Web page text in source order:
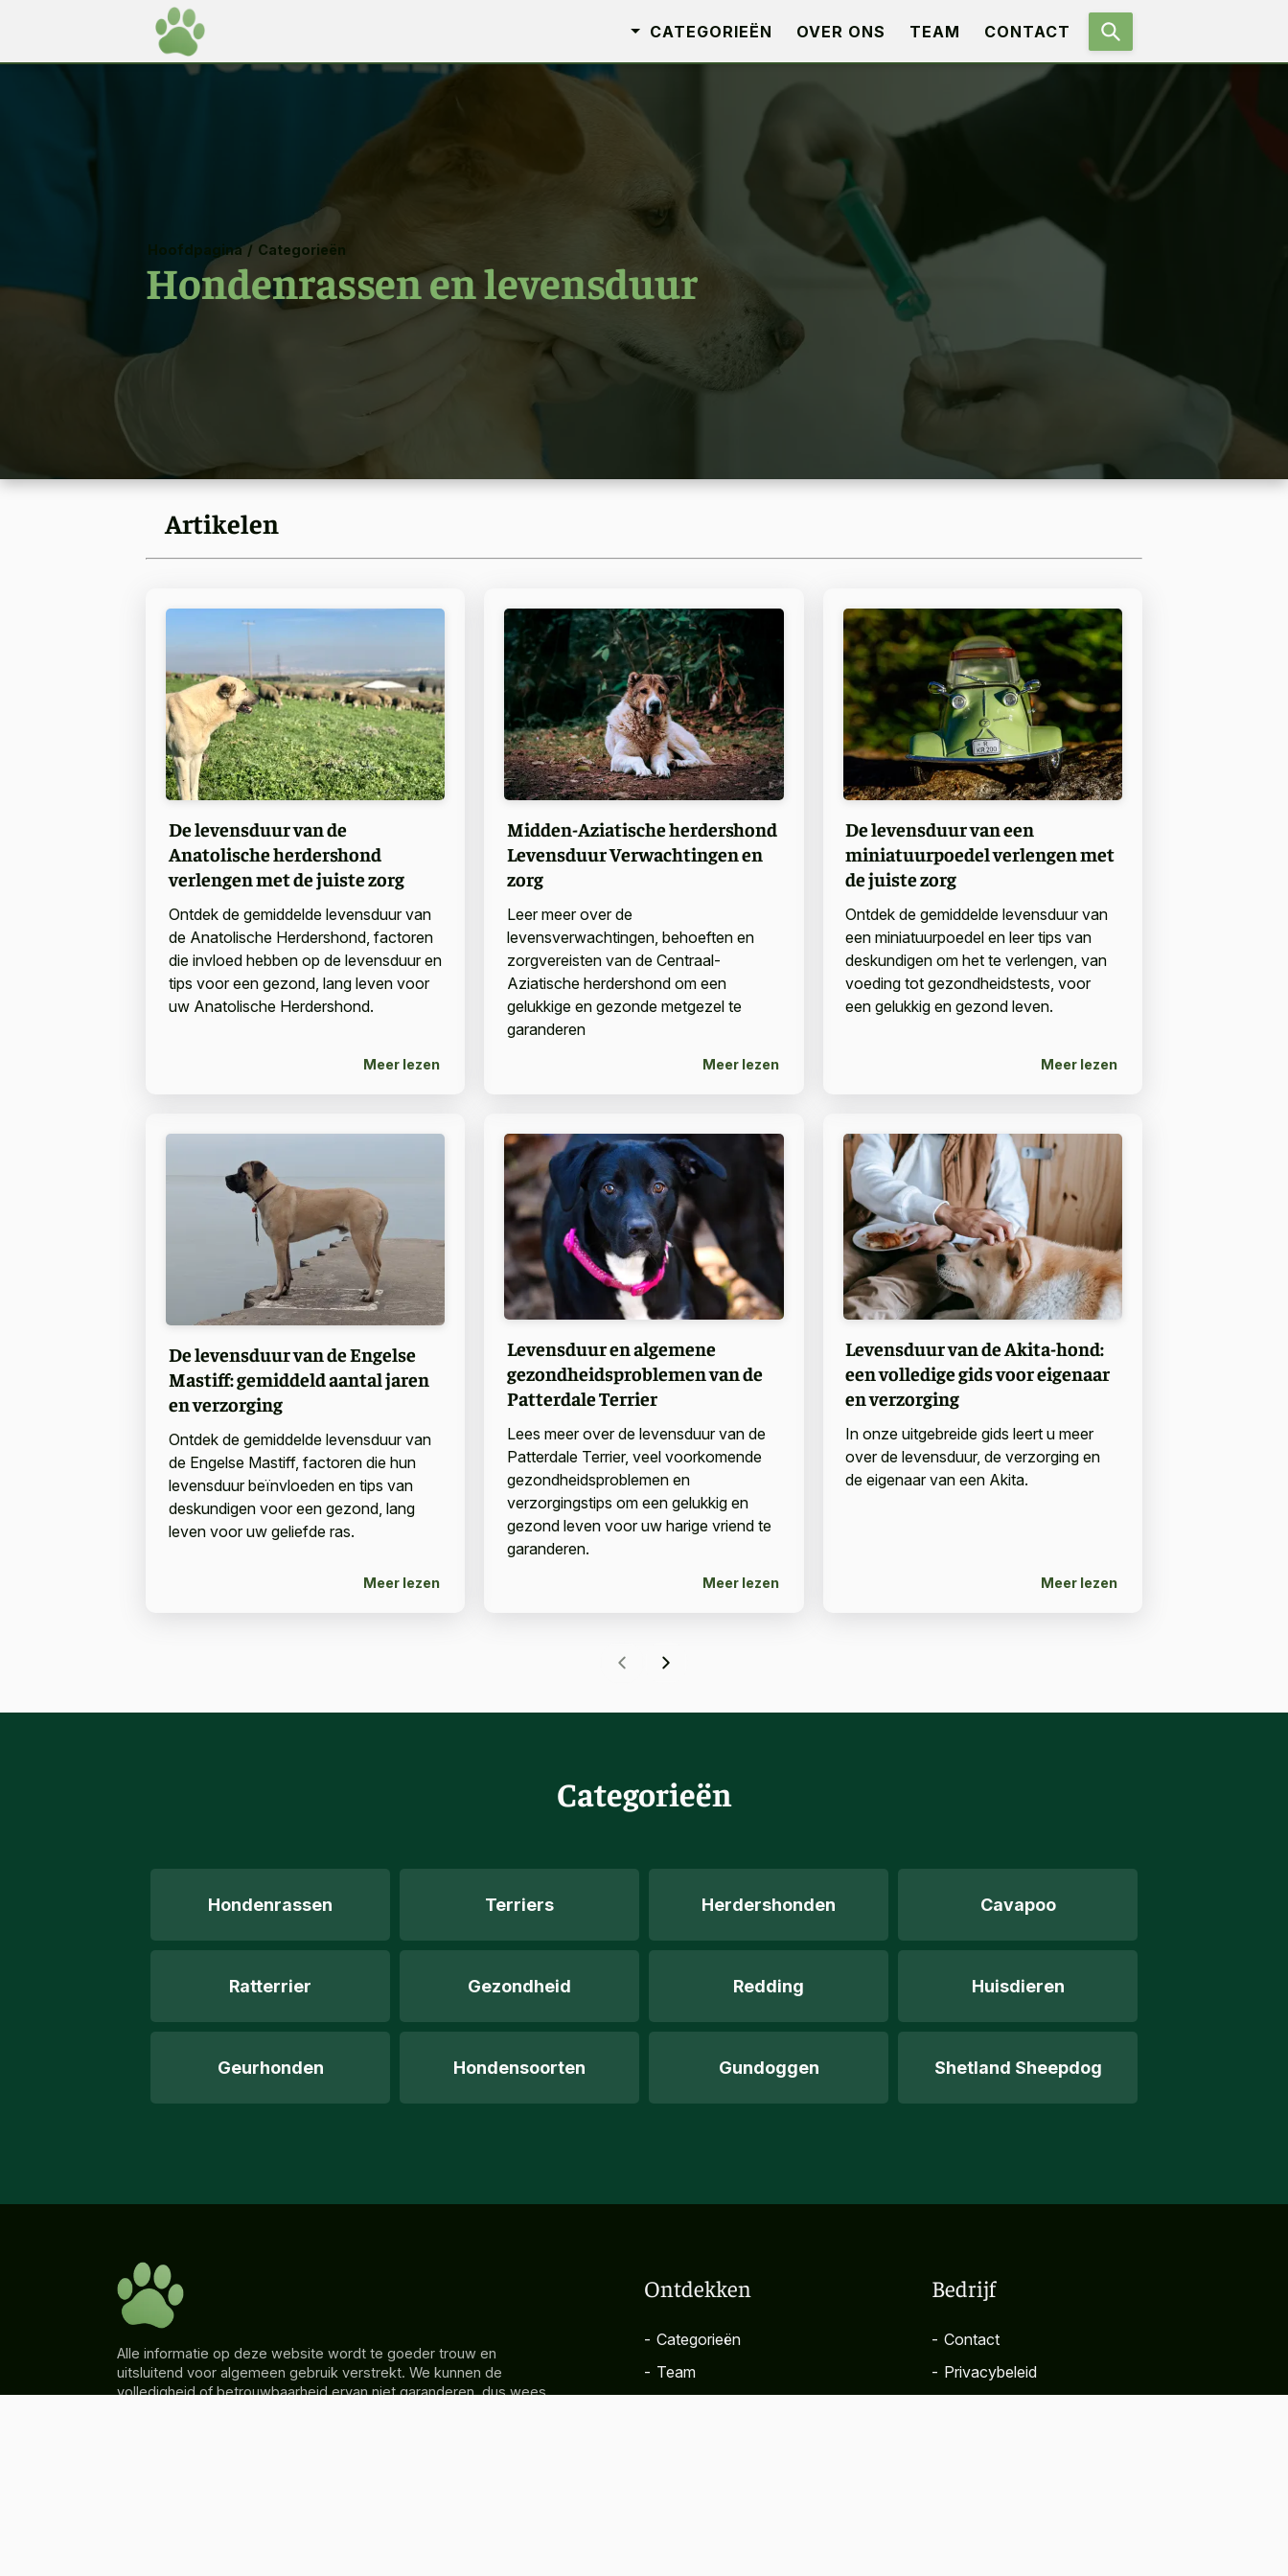
CATEGORIEËN OVER ONS TEAM CONTACT
Hoofdpagina / Categorieën
Hondenrassen en levensduur
Artikelen
De levensduur van de
Anatolische herdershond
verlengen met de juiste zorg
Ontdek de gemiddelde levensduur van
de Anatolische Herdershond, factoren
die invloed hebben op de levensduur en
tips voor een gezond, lang leven voor
uw Anatolische Herdershond.
Meer lezen
Midden-Aziatische herdershond
Levensduur Verwachtingen en
zorg
Leer meer over de
levensverwachtingen, behoeften en
zorgvereisten van de Centraal-
Aziatische herdershond om een
gelukkige en gezonde metgezel te
garanderen
Meer lezen
De levensduur van een
miniatuurpoedel verlengen met
de juiste zorg
Ontdek de gemiddelde levensduur van
een miniatuurpoedel en leer tips van
deskundigen om het te verlengen, van
voeding tot gezondheidstests, voor
een gelukkig en gezond leven.
Meer lezen
De levensduur van de Engelse
Mastiff: gemiddeld aantal jaren
en verzorging
Ontdek de gemiddelde levensduur van
de Engelse Mastiff, factoren die hun
levensduur beïnvloeden en tips van
deskundigen voor een gezond, lang
leven voor uw geliefde ras.
Meer lezen
Levensduur en algemene
gezondheidsproblemen van de
Patterdale Terrier
Lees meer over de levensduur van de
Patterdale Terrier, veel voorkomende
gezondheidsproblemen en
verzorgingstips om een gelukkig en
gezond leven voor uw harige vriend te
garanderen.
Meer lezen
Levensduur van de Akita-hond:
een volledige gids voor eigenaar
en verzorging
In onze uitgebreide gids leert u meer
over de levensduur, de verzorging en
de eigenaar van een Akita.
Meer lezen
Categorieën
Hondenrassen Terriers Herdershonden Cavapoo
Ratterrier Gezondheid Redding Huisdieren
Geurhonden Hondensoorten Gundoggen Shetland Sheepdog
Alle informatie op deze website wordt te goeder trouw en
uitsluitend voor algemeen gebruik verstrekt. We kunnen de
volledigheid of betrouwbaarheid ervan niet garanderen, dus wees
Ontdekken
- Categorieën
- Team
Bedrijf
- Contact
- Privacybeleid